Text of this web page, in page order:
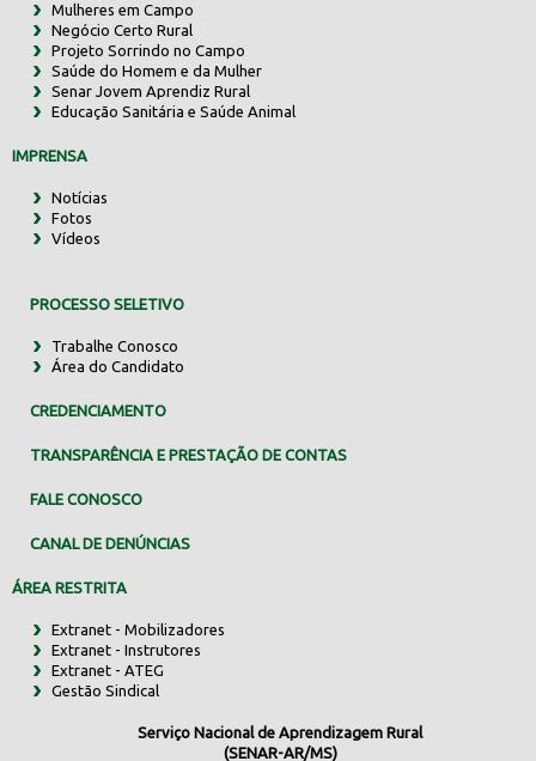
Mulheres em Campo
Negócio Certo Rural
Projeto Sorrindo no Campo
Saúde do Homem e da Mulher
Senar Jovem Aprendiz Rural
Educação Sanitária e Saúde Animal
IMPRENSA
Notícias
Fotos
Vídeos
PROCESSO SELETIVO
Trabalhe Conosco
Área do Candidato
CREDENCIAMENTO
TRANSPARÊNCIA E PRESTAÇÃO DE CONTAS
FALE CONOSCO
CANAL DE DENÚNCIAS
ÁREA RESTRITA
Extranet - Mobilizadores
Extranet - Instrutores
Extranet - ATEG
Gestão Sindical
Serviço Nacional de Aprendizagem Rural
(SENAR-AR/MS)